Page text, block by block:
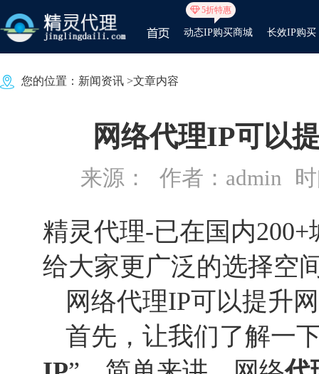
5折特惠
动态IP购买商城 长效IP购买
您的位置： 新闻资讯 >文章内容
网络代理IP可以
来源： 作者：admin
精灵代理-已在国内
给大家更广泛的选择空
网络代理IP可以提升
首先，让我们了解一